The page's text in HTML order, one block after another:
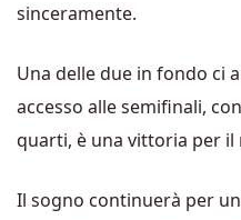
sinceramente.
Una delle due in fondo ci
accesso alle semifinali,
quarti, è una vittoria per il
Il sogno continuerà per